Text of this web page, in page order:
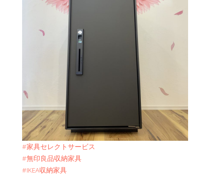
#家具セレクトサービス
#無印良品収納家具
#IKEA収納家具